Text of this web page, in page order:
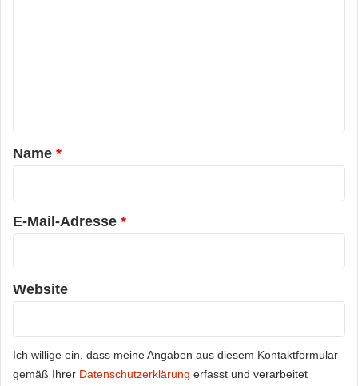
a
r
*
Name *
E-Mail-Adresse *
Website
Ich willige ein, dass meine Angaben aus diesem Kontaktformular
gemäß Ihrer Datenschutzerklärung erfasst und verarbeitet